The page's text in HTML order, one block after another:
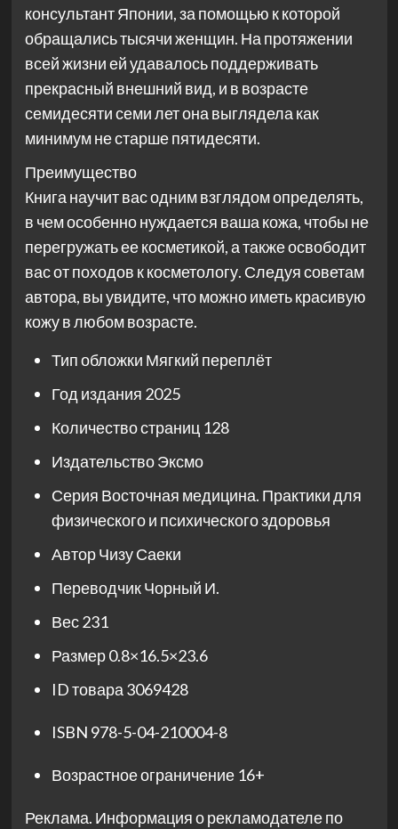
консультант Японии, за помощью к которой
обращались тысячи женщин. На протяжении
всей жизни ей удавалось поддерживать
прекрасный внешний вид, и в возрасте
семидесяти семи лет она выглядела как
минимум не старше пятидесяти.
Преимущество
Книга научит вас одним взглядом определять,
в чем особенно нуждается ваша кожа, чтобы не
перегружать ее косметикой, а также освободит
вас от походов к косметологу. Следуя советам
автора, вы увидите, что можно иметь красивую
кожу в любом возрасте.
Тип обложки Мягкий переплёт
Год издания 2025
Количество страниц 128
ИздательствоЭксмо
Серия Восточная медицина. Практики для
физического и психического здоровья
АвторЧизу Саеки
ПереводчикЧорный И.
Вес231
Размер0.8×16.5×23.6
ID товара 3069428
ISBN 978-5-04-210004-8
Возрастное ограничение 16+
Реклама. Информация о рекламодателе по